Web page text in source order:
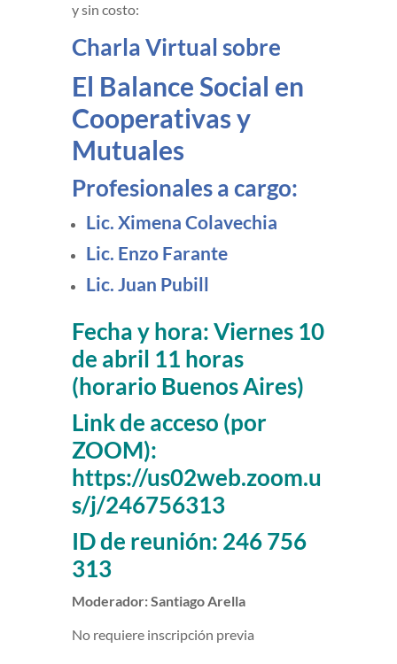
y sin costo:
Charla Virtual sobre
El Balance Social en
Cooperativas y
Mutuales
Profesionales a cargo:
Lic. Ximena Colavechia
Lic. Enzo Farante
Lic. Juan Pubill
Fecha y hora: Viernes 10
de abril 11 horas
(horario Buenos Aires)
Link de acceso (por
ZOOM):
https://us02web.zoom.u
s/j/246756313
ID de reunión: 246 756
313
Moderador: Santiago Arella
No requiere inscripción previa